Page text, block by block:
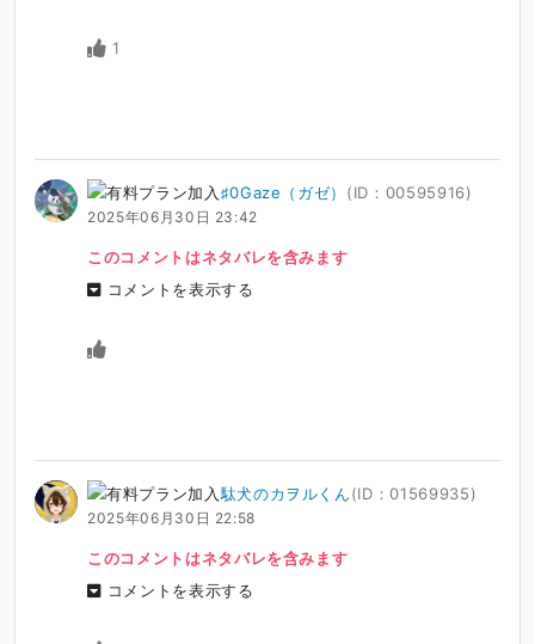
1
♯0Gaze（ガゼ） (ID：00595916)
2025年06月30日 23:42
このコメントはネタバレを含みます
コメントを表示する
駄犬のカヲルくん(ID：01569935)
2025年06月30日 22:58
このコメントはネタバレを含みます
コメントを表示する